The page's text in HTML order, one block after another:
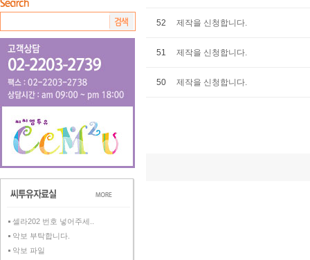
셀라202 번호 넣어주세..
악보 부탁합니다.
악보 파일
52 제작을 신청합니다.
51 제작을 신청합니다.
50 제작을 신청합니다.